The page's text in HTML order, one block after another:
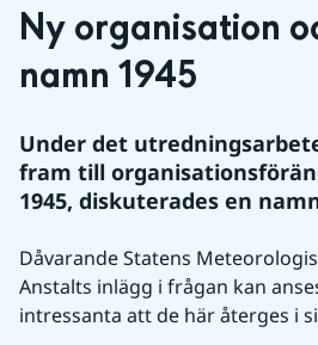
Ny organisation
namn 1945
Under det
fram till
1945, diskuterades en
Dåvarande Statens
Anstalts inlägg i frågan kan
intressanta att de här återges i